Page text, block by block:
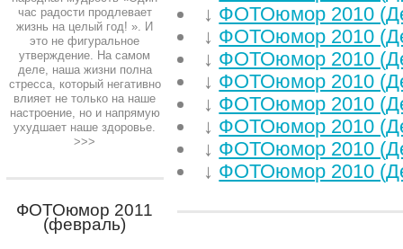
час радости продлевает
жизнь на целый год! ». И
это не фигуральное
утверждение. На самом
деле, наша жизни полна
стресса, который негативно
влияет не только на наше
настроение, но и напрямую
ухудшает наше здоровье.
>>>
ФОТОюмор 2011
(февраль)
↓ ФОТОюмор 2010
↓ ФОТОюмор 2010
↓ ФОТОюмор 2010
↓ ФОТОюмор 2010
↓ ФОТОюмор 2010
↓ ФОТОюмор 2010
↓ ФОТОюмор 2010
↓ ФОТОюмор 2010